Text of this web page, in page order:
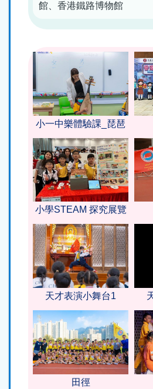
館、香港鐵路博物館
小一中樂體驗課_琵琶
小學STEAM 探究展覽
天才表演小舞台1
田徑